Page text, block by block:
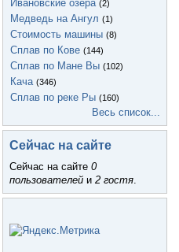
Ивановские озёра (2)
Медведь на Ангул (1)
Стоимость машины (8)
Сплав по Кове (144)
Сплав по Мане Вы (102)
Кача (346)
Сплав по реке Ры (160)
Весь список...
Сейчас на сайте
Сейчас на сайте 0
пользователей и 2 гостя.